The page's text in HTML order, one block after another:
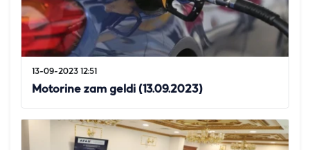
13-09-2023 12:51
Motorine zam geldi (13.09.2023)